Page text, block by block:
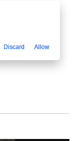
Discard Allow